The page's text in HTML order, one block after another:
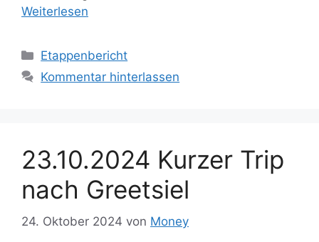
Weiterlesen
Kategorien
Etappenbericht
Kommentar hinterlassen
23.10.2024 Kurzer Trip
nach Greetsiel
24. Oktober 2024 von Money